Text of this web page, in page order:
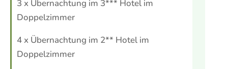
3 x Übernachtung im 3*** Hotel im
Doppelzimmer
4 x Übernachtung im 2** Hotel im
Doppelzimmer